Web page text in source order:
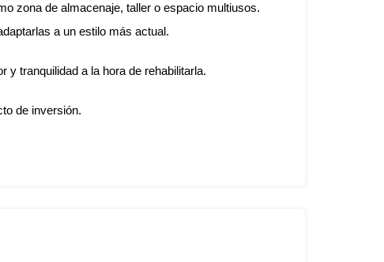
zona de almacenaje, taller o espacio multiusos.
a un estilo más actual.
y tranquilidad a la hora de rehabilitarla.
de inversión.